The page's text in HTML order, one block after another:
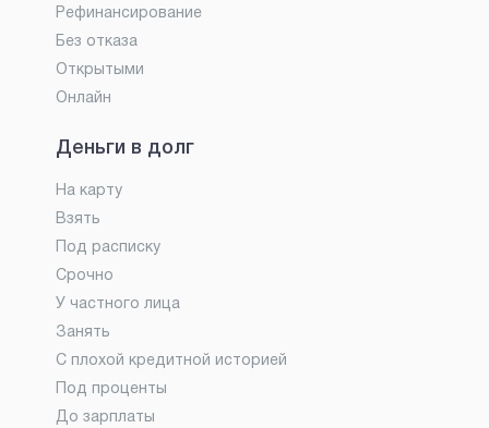
Рефинансирование
Без отказа
Открытыми
Онлайн
Деньги в долг
На карту
Взять
Под расписку
Срочно
У частного лица
Занять
С плохой кредитной историей
Под проценты
До зарплаты